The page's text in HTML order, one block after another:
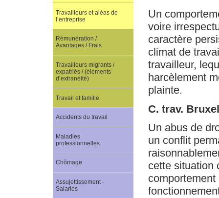
Un
voire
caractère
climat de
travailleur,
harcèlement
plainte.
C. trav.
Un abus de
un conflit
cette situation
comportement
Travailleurs et aléas de
l’entreprise
Rémunération /
Avantages / Frais
Travailleurs migrants /
expatriés / (éléments
d’extranéité)
Travail et famille
Accidents du travail
Maladies
professionnelles
Chômage
Assujettissement -
Salariés